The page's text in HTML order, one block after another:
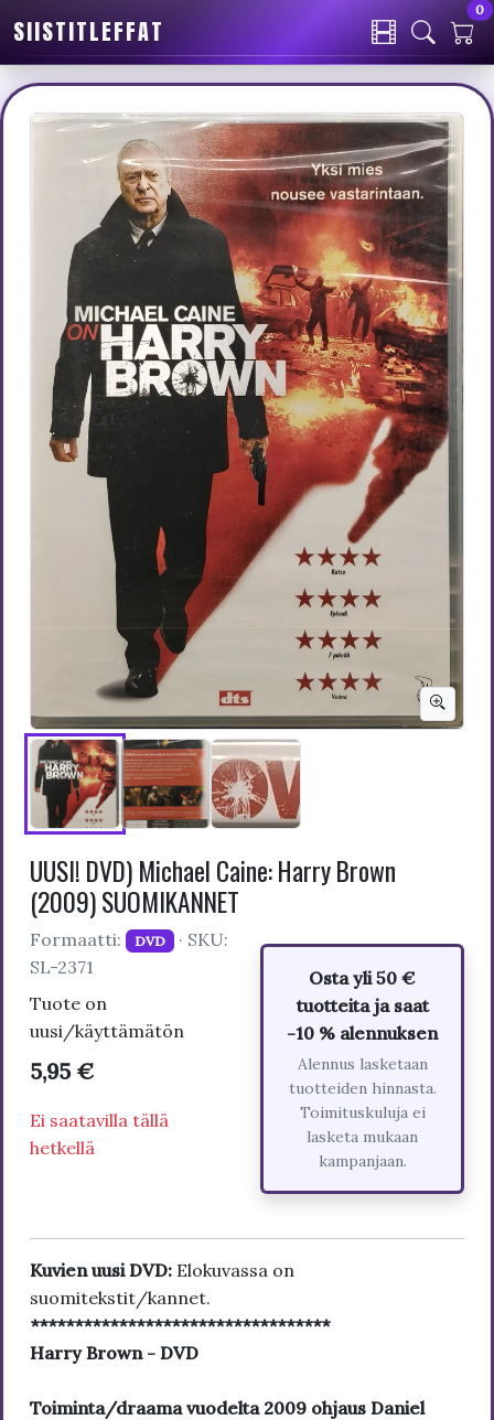
SIISTITLEFFAT
0
UUSI! DVD) Michael Caine: Harry Brown
(2009) SUOMIKANNET
Formaatti: DVD · SKU:
SL-2371
Tuote on
uusi/käyttämätön
5,95 €
Ei saatavilla tällä
hetkellä
Osta yli 50 €
tuotteita ja saat
-10 % alennuksen
Alennus lasketaan
tuotteiden hinnasta.
Toimituskuluja ei
lasketa mukaan
kampanjaan.
Kuvien uusi DVD: Elokuvassa on
suomitekstit/kannet.
**********************************
Harry Brown - DVD
Toiminta/draama vuodelta 2009 ohjaus Daniel